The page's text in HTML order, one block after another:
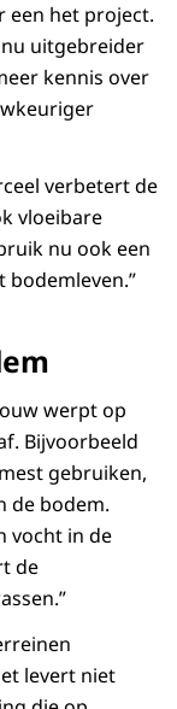
een het project.
uitgebreider
kennis over
verbetert de
vloeibare
nu ook een
werpt op
Bijvoorbeeld
gebruiken,
de bodem.
vocht in de
de
levert niet